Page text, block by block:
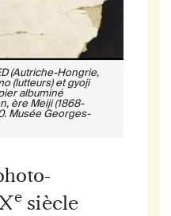
(Autriche-Hongrie,
(lutteurs) et gyoji
albuminé
ère Meiji (1868-
Musée Georges-
e siècle